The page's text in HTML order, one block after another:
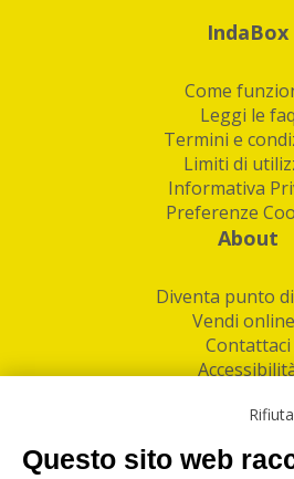
IndaBox
Come
Leggi le faq
Termini e
Limiti di
Informativa
Preferenze
About
Diventa punto
Vendi
Contattaci
Facebook
Questo sito web